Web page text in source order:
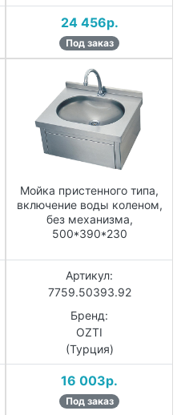
24 456р.
Под заказ
Мойка пристенного типа,
включение воды коленом,
без механизма,
500*390*230
Артикул:
7759.50393.92
Бренд:
OZTI
(Турция)
16 003р.
Под заказ